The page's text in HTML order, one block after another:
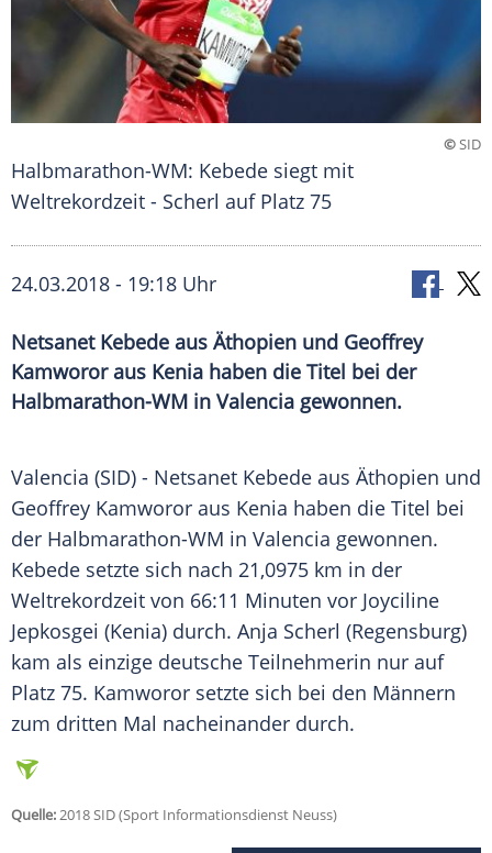
©SID
Halbmarathon-WM: Kebede siegt mit
Weltrekordzeit - Scherl auf Platz 75
24.03.2018 - 19:18 Uhr
Netsanet Kebede aus Äthopien und Geoffrey
Kamworor aus Kenia haben die Titel bei der
Halbmarathon-WM in Valencia gewonnen.
Valencia (SID) - Netsanet Kebede aus Äthopien und
Geoffrey Kamworor aus Kenia haben die Titel bei
der Halbmarathon-WM in Valencia gewonnen.
Kebede setzte sich nach 21,0975 km in der
Weltrekordzeit von 66:11 Minuten vor Joyciline
Jepkosgei (Kenia) durch. Anja Scherl (Regensburg)
kam als einzige deutsche Teilnehmerin nur auf
Platz 75. Kamworor setzte sich bei den Männern
zum dritten Mal nacheinander durch.
Quelle:2018 SID (Sport Informationsdienst Neuss)